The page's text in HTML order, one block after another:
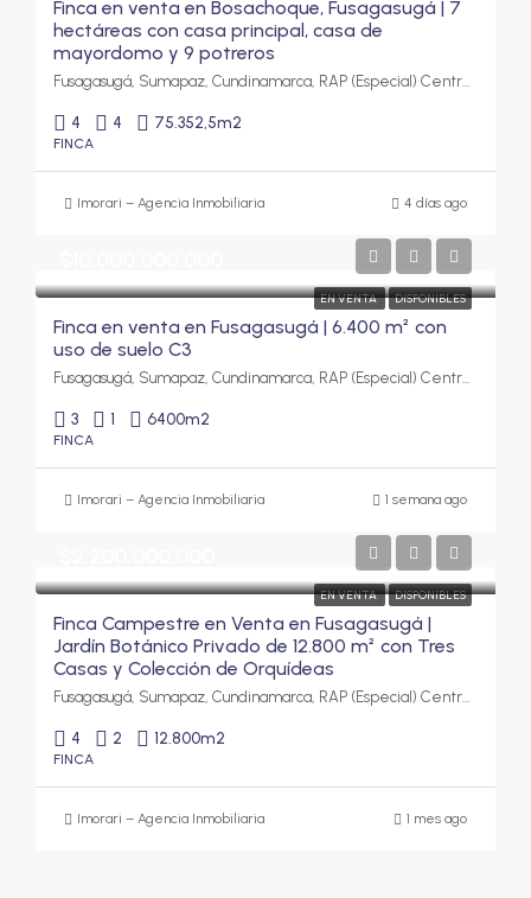
Finca en venta en Bosachoque, Fusagasugá | 7
hectáreas con casa principal, casa de
mayordomo y 9 potreros
Fusagasugá, Sumapaz, Cundinamarca, RAP (Especial) Central, Colombia
4 4 75.352,5m2
FINCA
Imorari – Agencia Inmobiliaria 4 días ago
EN VENTA DISPONIBLES
Finca en venta en Fusagasugá | 6.400 m² con
uso de suelo C3
Fusagasugá, Sumapaz, Cundinamarca, RAP (Especial) Central, Colombia
3 1 6400m2
FINCA
Imorari – Agencia Inmobiliaria 1 semana ago
EN VENTA DISPONIBLES
Finca Campestre en Venta en Fusagasugá |
Jardín Botánico Privado de 12.800 m² con Tres
Casas y Colección de Orquídeas
Fusagasugá, Sumapaz, Cundinamarca, RAP (Especial) Central, Colombia
4 2 12.800m2
FINCA
Imorari – Agencia Inmobiliaria 1 mes ago